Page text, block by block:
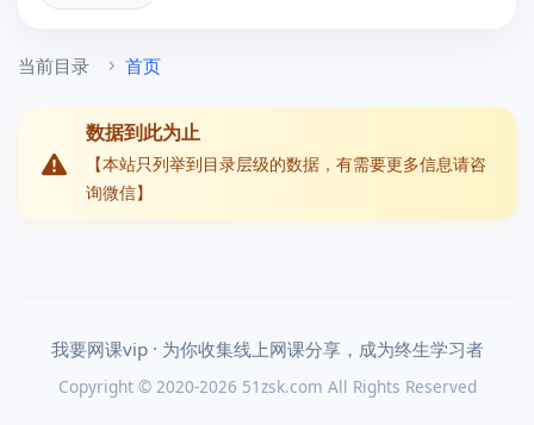
当前目录 首页
数据到此为止
【本站只列举到目录层级的数据，有需要更多信息请咨
询微信】
我要网课vip · 为你收集线上网课分享，成为终生学习者
Copyright © 2020-2026 51zsk.com All Rights Reserved